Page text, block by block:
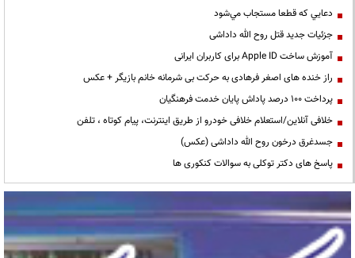
دعايي كه قطعا مستجاب مي‌شود
جزئیات جدید قتل روح الله داداشی
آموزش ساخت Apple ID برای کاربران ایرانی
راز خنده های اصغر فرهادی به حرکت بی شرمانه خانم بازیگر + عکس
پرداخت ۱۰۰ درصد پاداش پایان خدمت فرهنگیان
خلافی آنلاین/استعلام خلافی خودرو از طریق اینترنت، پیام کوتاه ، تلفن
جسدغرق درخون روح الله داداشی (عکس)
پاسخ های دکتر توکلی به سوالات کنکوری ها